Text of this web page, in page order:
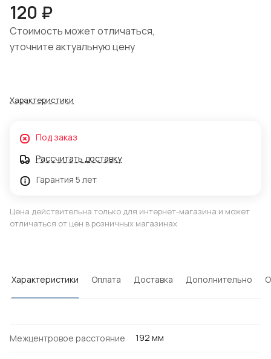
120 ₽
Стоимость может отличаться,
уточните актуальную цену
Характеристики
Под заказ
Рассчитать доставку
Гарантия 5 лет
Цена действительна только для интернет-магазина и может
отличаться от цен в розничных магазинах
Характеристики Оплата Доставка Дополнительно
Межцентровое расстояние 192 мм